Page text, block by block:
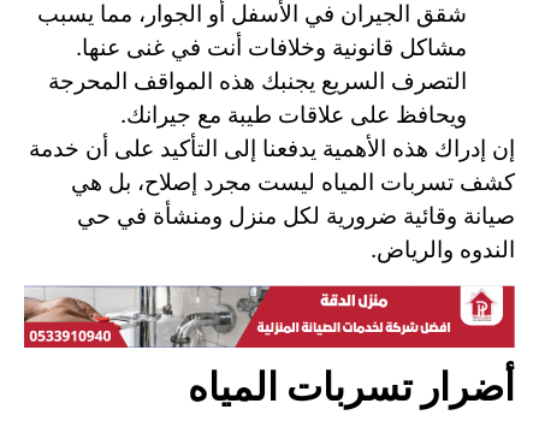
شقق الجيران في الأسفل أو الجوار، مما يسبب
مشاكل قانونية وخلافات أنت في غنى عنها.
التصرف السريع يجنبك هذه المواقف المحرجة
ويحافظ على علاقات طيبة مع جيرانك.
إن إدراك هذه الأهمية يدفعنا إلى التأكيد على أن خدمة
كشف تسربات المياه ليست مجرد إصلاح، بل هي
صيانة وقائية ضرورية لكل منزل ومنشأة في حي
الندوه والرياض.
أضرار تسربات المياه